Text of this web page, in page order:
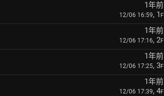
1年前
12/06 16:59, 1 F
1年前
12/06 17:16, 2F
1年前
12/06 17:25, 3F
1年前
12/06 17:39, 4F